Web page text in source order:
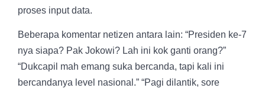
proses input data.
Beberapa komentar netizen antara lain: “Presiden ke-7
nya siapa? Pak Jokowi? Lah ini kok ganti orang?”
“Dukcapil mah emang suka bercanda, tapi kali ini
bercandanya level nasional.” “Pagi dilantik, sore